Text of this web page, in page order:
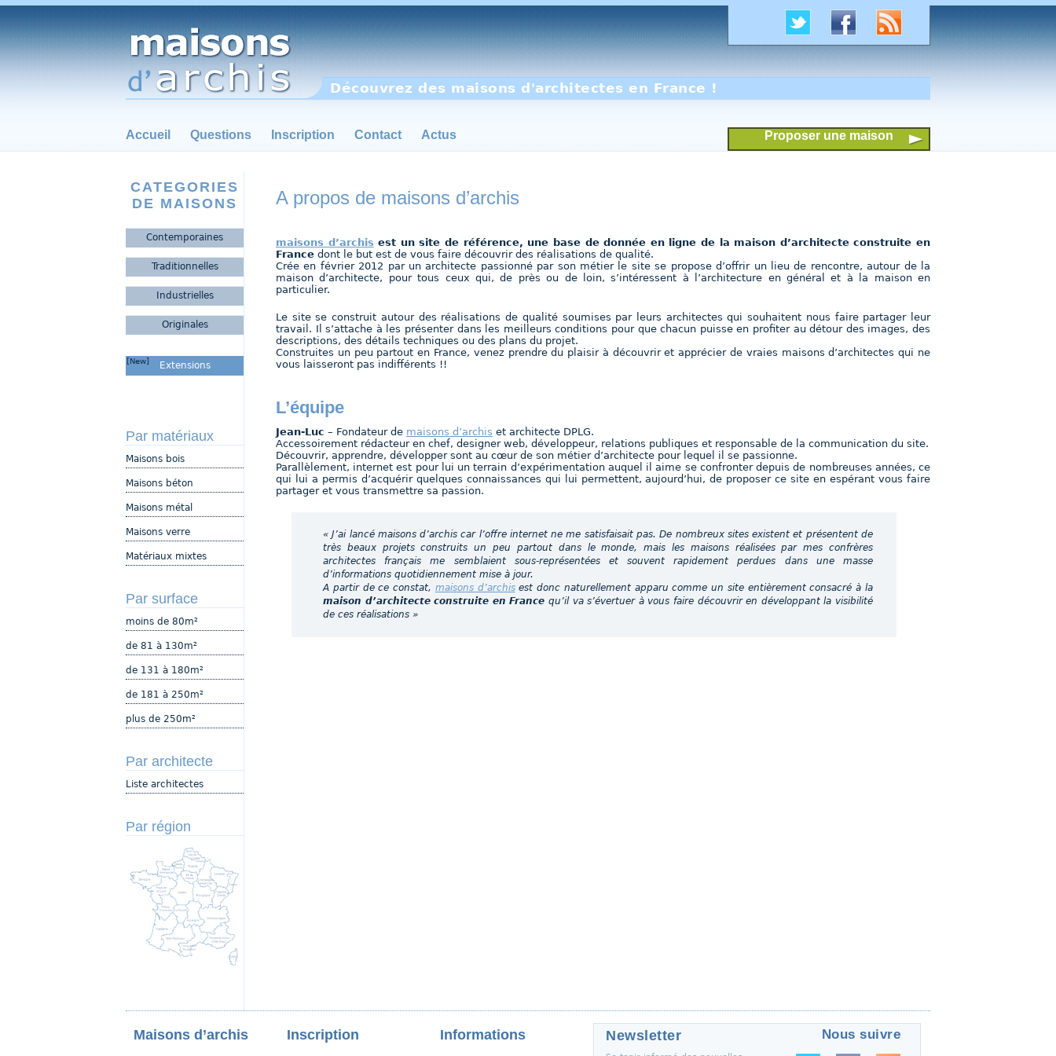
Découvrez des maisons d'architectes en France !
Accueil Questions Inscription Contact Actus Proposer une maison
CATEGORIES
DE MAISONS
Contemporaines
Traditionnelles
Industrielles
Originales
Extensions
[New]
Par matériaux
Maisons bois
Maisons béton
Maisons métal
Maisons verre
Matériaux mixtes
Par surface
moins de 80m²
de 81 à 130m²
de 131 à 180m²
de 181 à 250m²
plus de 250m²
Par architecte
Liste architectes
Par région
A propos de maisons d’archis
maisons d’archis est un site de référence, une base de donnée en ligne de la maison d’architecte construite en
France dont le but est de vous faire découvrir des réalisations de qualité.
Crée en février 2012 par un architecte passionné par son métier le site se propose d’offrir un lieu de rencontre, autour de la
maison d’architecte, pour tous ceux qui, de près ou de loin, s’intéressent à l’architecture en général et à la maison en
particulier.
Le site se construit autour des réalisations de qualité soumises par leurs architectes qui souhaitent nous faire partager leur
travail. Il s’attache à les présenter dans les meilleurs conditions pour que chacun puisse en profiter au détour des images, des
descriptions, des détails techniques ou des plans du projet.
Construites un peu partout en France, venez prendre du plaisir à découvrir et apprécier de vraies maisons d’architectes qui ne
vous laisseront pas indifférents !!
L’équipe
Jean-Luc – Fondateur de maisons d’archis et architecte DPLG.
Accessoirement rédacteur en chef, designer web, développeur, relations publiques et responsable de la communication du site.
Découvrir, apprendre, développer sont au cœur de son métier d’architecte pour lequel il se passionne.
Parallèlement, internet est pour lui un terrain d’expérimentation auquel il aime se confronter depuis de nombreuses années, ce
qui lui a permis d’acquérir quelques connaissances qui lui permettent, aujourd’hui, de proposer ce site en espérant vous faire
partager et vous transmettre sa passion.
« J’ai lancé maisons d’archis car l’offre internet ne me satisfaisait pas. De nombreux sites existent et présentent de
très beaux projets construits un peu partout dans le monde, mais les maisons réalisées par mes confrères
architectes français me semblaient sous-représentées et souvent rapidement perdues dans une masse
d’informations quotidiennement mise à jour.
A partir de ce constat, maisons d’archisest donc naturellement apparu comme un site entièrement consacré à la
maison d’architecte construite en France qu’il va s’évertuer à vous faire découvrir en développant la visibilité
de ces réalisations »
Maisons d’archis Inscription Informations Newsletter Nous suivre